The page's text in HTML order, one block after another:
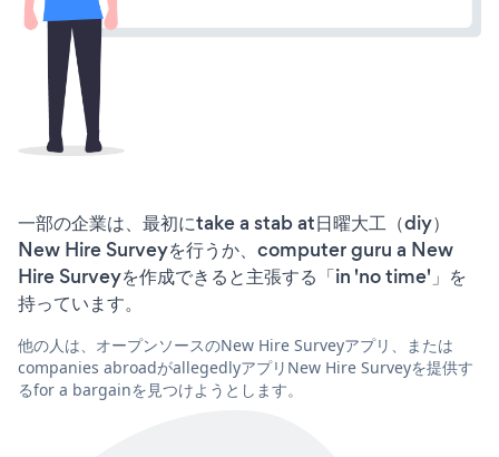
一部の企業は、最初にtake a stab at日曜大工（diy）
New Hire Surveyを行うか、computer guru a New
Hire Surveyを作成できると主張する「in 'no time'」を
持っています。
他の人は、オープンソースのNew Hire Surveyアプリ、または
companies abroadがallegedlyアプリNew Hire Surveyを提供す
るfor a bargainを見つけようとします。